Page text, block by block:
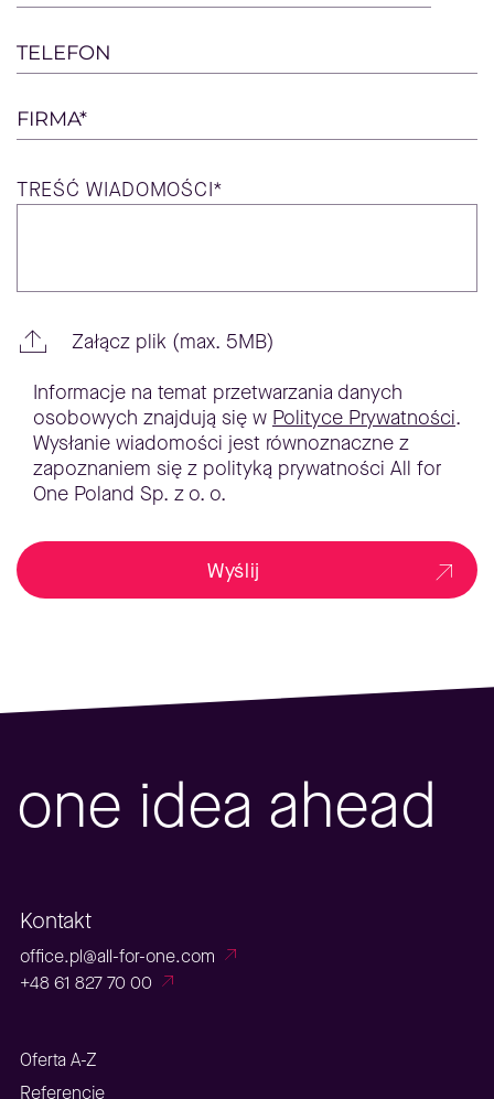
TELEFON
FIRMA*
TREŚĆ WIADOMOŚCI*
Załącz plik (max. 5MB)
Informacje na temat przetwarzania danych
osobowych znajdują się w Polityce Prywatności.
Wysłanie wiadomości jest równoznaczne z
zapoznaniem się z polityką prywatności All for
One Poland Sp. z o. o.
Wyślij
one idea ahead
Kontakt
office.pl@all-for-one.com
+48 61 827 70 00
Oferta A-Z
Referencje